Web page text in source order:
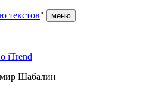
текстов" меню
iTrend
Шабалин